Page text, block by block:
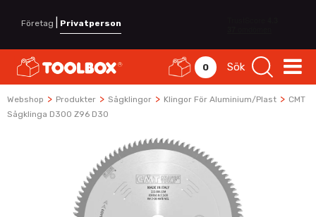
Företag Privatperson
0 Sök
Webshop > Produkter > Sågklingor > Klingor För Aluminium/plast > CMT
Sågklinga D300 Z96 D30